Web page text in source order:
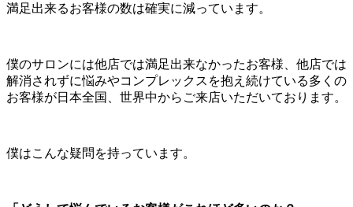
満足出来るお客様の数は確実に減っています。
僕のサロンには他店では満足出来なかったお客様、他店では
解消されずに悩みやコンプレックスを抱え続けている多くの
お客様が日本全国、世界中からご来店いただいております。
僕はこんな疑問を持っています。